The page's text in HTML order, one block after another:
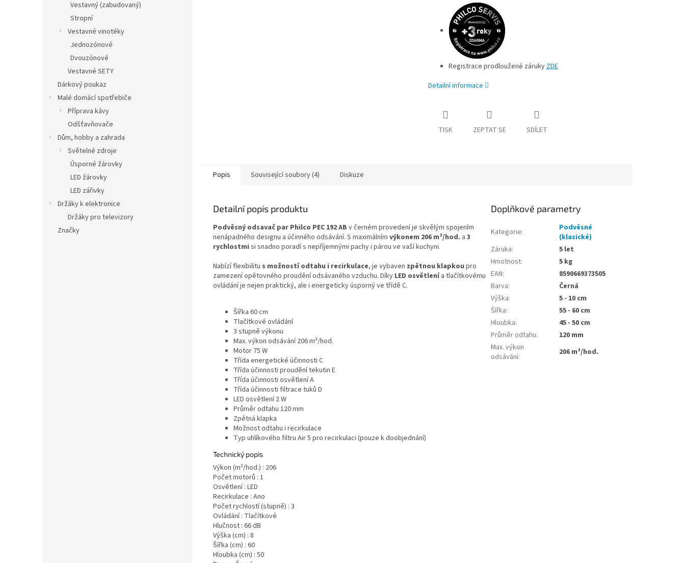
Vestavný (zabudovaný)
Stropní
Vestavné vinotéky
Jednozónové
Dvouzónové
Vestavné SETY
Dárkový poukaz
Malé domácí spotřebiče
Příprava kávy
Odšťavňovače
Dům, hobby a zahrada
Světelné zdroje
Úsporné žárovky
LED žárovky
LED zářivky
Držáky k elektronice
Držáky pro televizory
Značky
Registrace prodloužené zárukyZDE
Detailní informace
TISK ZEPTAT SE SDÍLET
Popis Související soubory (4) Diskuze
Detailní popis produktu
Podvěsný odsavač par Philco PEC 192 AB v černém provedení je skvělým spojením
nenápadného designu a účinného odsávání. S maximálním výkonem 206 m³/hod. a 3
rychlostmi si snadno poradí s nepříjemnými pachy i párou ve vaší kuchyni.
Nabízí flexibilitu s možností odtahu i recirkulace, je vybaven zpětnou klapkou pro
zamezení opětovného proudění odsávaného vzduchu. Díky LED osvětlení a tlačítkovému
ovládání je nejen praktický, ale i energeticky úsporný ve třídě C.
Šířka 60 cm
Tlačítkové ovládání
3 stupně výkonu
Max. výkon odsávání 206 m³/hod.
Motor 75 W
Třída energetické účinnosti C
Třída účinnosti proudění tekutin E
Třída účinnosti osvětlení A
Třída účinnosti filtrace tuků D
LED osvětlení 2 W
Průměr odtahu 120 mm
Zpětná klapka
Možnost odtahu i recirkulace
Typ uhlíkového filtru Air 5 pro recirkulaci (pouze k doobjednání)
Technický popis
Výkon (m³/hod.) : 206
Počet motorů : 1
Osvětlení : LED
Recirkulace : Ano
Počet rychlostí (stupně) : 3
Ovládání : Tlačítkové
Hlučnost : 66 dB
Výška (cm) : 8
Šířka (cm) : 60
Hloubka (cm) : 50
Doplňkové parametry
Kategorie:
Podvěsné
(klasické)
Záruka:
5 let
Hmotnost:
5 kg
EAN:
8590669373505
Barva:
Černá
Výška:
5 - 10 cm
Šířka:
55 - 60 cm
Hloubka:
45 - 50 cm
Průměr odtahu:
120 mm
Max. výkon
odsávání: 206 m³/hod.